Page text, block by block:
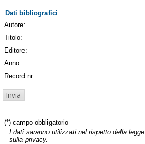
Dati bibliografici
Autore:
Titolo:
Editore:
Anno:
Record nr.
(*) campo obbligatorio
I dati saranno utilizzati nel rispetto della legge
sulla privacy.